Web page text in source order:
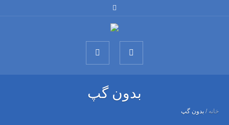
بدون گپ
خانه / بدون گپ